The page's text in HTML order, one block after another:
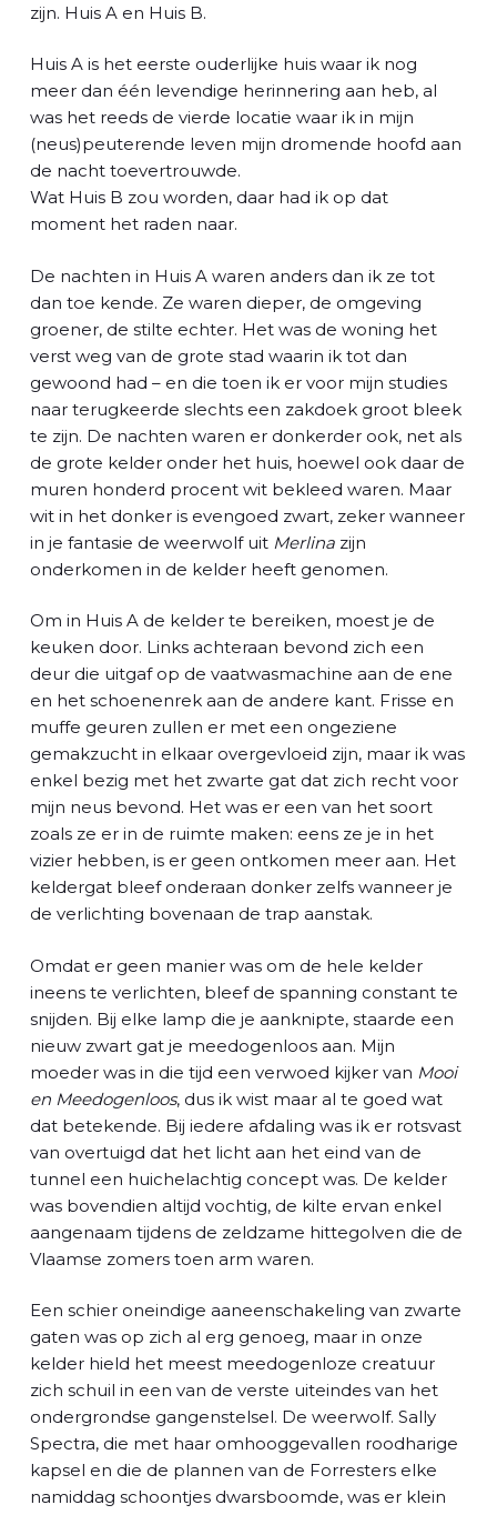
zijn. Huis A en Huis B.
Huis A is het eerste ouderlijke huis waar ik nog
meer dan één levendige herinnering aan heb, al
was het reeds de vierde locatie waar ik in mijn
(neus)peuterende leven mijn dromende hoofd aan
de nacht toevertrouwde.
Wat Huis B zou worden, daar had ik op dat
moment het raden naar.
De nachten in Huis A waren anders dan ik ze tot
dan toe kende. Ze waren dieper, de omgeving
groener, de stilte echter. Het was de woning het
verst weg van de grote stad waarin ik tot dan
gewoond had – en die toen ik er voor mijn studies
naar terugkeerde slechts een zakdoek groot bleek
te zijn. De nachten waren er donkerder ook, net als
de grote kelder onder het huis, hoewel ook daar de
muren honderd procent wit bekleed waren. Maar
wit in het donker is evengoed zwart, zeker wanneer
in je fantasie de weerwolf uit Merlinazijn
onderkomen in de kelder heeft genomen.
Om in Huis A de kelder te bereiken, moest je de
keuken door. Links achteraan bevond zich een
deur die uitgaf op de vaatwasmachine aan de ene
en het schoenenrek aan de andere kant. Frisse en
muffe geuren zullen er met een ongeziene
gemakzucht in elkaar overgevloeid zijn, maar ik was
enkel bezig met het zwarte gat dat zich recht voor
mijn neus bevond. Het was er een van het soort
zoals ze er in de ruimte maken: eens ze je in het
vizier hebben, is er geen ontkomen meer aan. Het
keldergat bleef onderaan donker zelfs wanneer je
de verlichting bovenaan de trap aanstak.
Omdat er geen manier was om de hele kelder
ineens te verlichten, bleef de spanning constant te
snijden. Bij elke lamp die je aanknipte, staarde een
nieuw zwart gat je meedogenloos aan. Mijn
moeder was in die tijd een verwoed kijker van Mooi
en Meedogenloos, dus ik wist maar al te goed wat
dat betekende. Bij iedere afdaling was ik er rotsvast
van overtuigd dat het licht aan het eind van de
tunnel een huichelachtig concept was. De kelder
was bovendien altijd vochtig, de kilte ervan enkel
aangenaam tijdens de zeldzame hittegolven die de
Vlaamse zomers toen arm waren.
Een schier oneindige aaneenschakeling van zwarte
gaten was op zich al erg genoeg, maar in onze
kelder hield het meest meedogenloze creatuur
zich schuil in een van de verste uiteindes van het
ondergrondse gangenstelsel. De weerwolf. Sally
Spectra, die met haar omhooggevallen roodharige
kapsel en die de plannen van de Forresters elke
namiddag schoontjes dwarsboomde, was er klein